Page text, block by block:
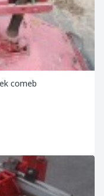
comeb